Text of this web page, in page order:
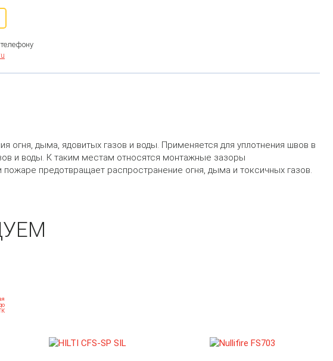
огня, дыма, ядовитых газов и воды. Применяется для уплотнения швов в
и воды. К таким местам относятся монтажные зазоры
предотвращает распространение огня, дыма и токсичных газов.